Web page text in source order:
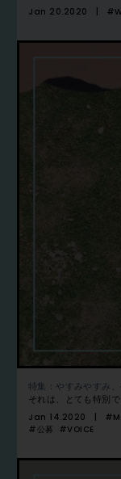
Jan 20.2020
特集：やすみやすみ、
それは、とても特別
Jan 14.2020
#公募 #VOICE